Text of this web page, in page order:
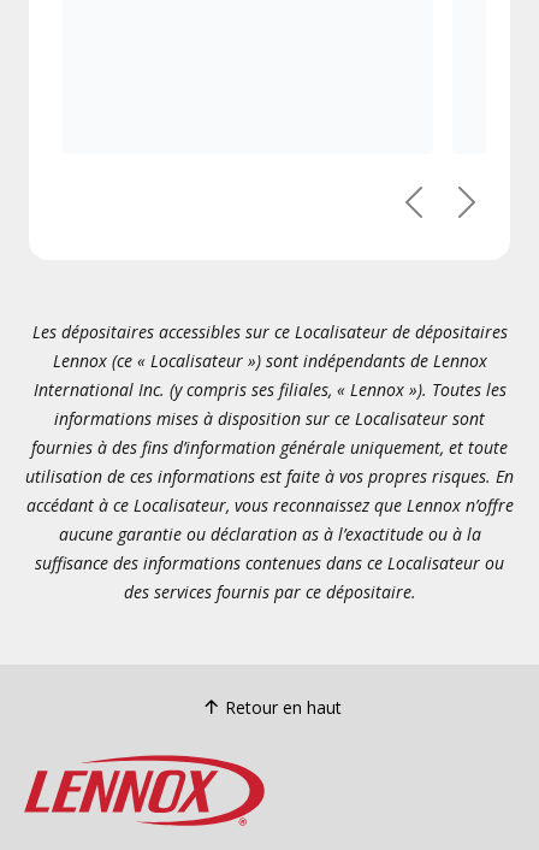
PrécédentSuivant
Les dépositaires accessibles sur ce Localisateur de dépositaires
Lennox (ce « Localisateur ») sont indépendants de Lennox
International Inc. (y compris ses filiales, « Lennox »). Toutes les
informations mises à disposition sur ce Localisateur sont
fournies à des fins d’information générale uniquement, et toute
utilisation de ces informations est faite à vos propres risques. En
accédant à ce Localisateur, vous reconnaissez que Lennox n’offre
aucune garantie ou déclaration as à l’exactitude ou à la
suffisance des informations contenues dans ce Localisateur ou
des services fournis par ce dépositaire.
Retour en haut